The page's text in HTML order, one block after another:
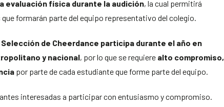
evaluación física durante la audición, la cual permitirá
formarán parte del equipo representativo del colegio.
Selección de Cheerdance participa durante el año en
y nacional, por lo que se requiere alto compromiso,
por parte de cada estudiante que forme parte del equipo.
interesadas a participar con entusiasmo y compromiso.